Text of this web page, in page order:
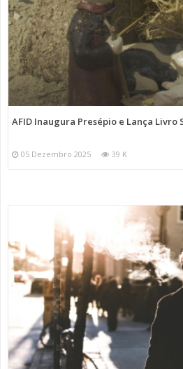
AFID Inaugura Presépio e Lança Livro
05 Dezembro 2025 39 K